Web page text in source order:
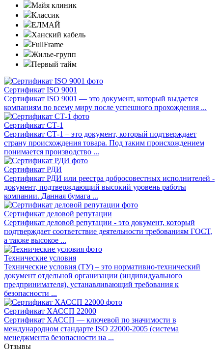
Майя клиник
Классик
ЕЛМАЙ
Ханский кабель
FullFrame
Жилье-групп
Первый тайм
Сертификат ISO 9001
Сертификат ISO 9001 — это документ, который выдается
компаниям по всему миру после успешного прохождения ...
Сертификат СТ-1
Сертификат СТ-1 – это документ, который подтверждает
страну происхождения товара. Под таким происхождением
понимается производство ...
Сертификат РДИ
Сертификат РДИ или реестра добросовестных исполнителей -
документ, подтверждающий высокий уровень работы
компании. Данная бумага ...
Сертификат деловой репутации
Сертификат деловой репутации - это документ, который
подтверждает соответствие деятельности требованиям ГОСТ,
а также высокое ...
Технические условия
Технические условия (ТУ) – это нормативно-технический
документ отдельной организации (индивидуального
предпринимателя), устанавливающий требования к
безопасности ...
Сертификат ХАССП 22000
Сертификат ХАССП ― ключевой по значимости в
международном стандарте ISO 22000-2005 (система
менеджмента безопасности на ...
Отзывы